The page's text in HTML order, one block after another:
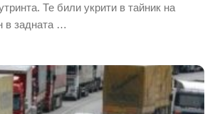
Те били укрити в тайник на
в задната …